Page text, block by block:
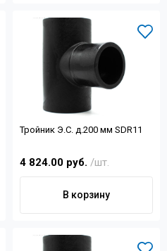
Тройник Э.С. д.200 мм SDR11
4 824.00 руб. /шт.
В корзину